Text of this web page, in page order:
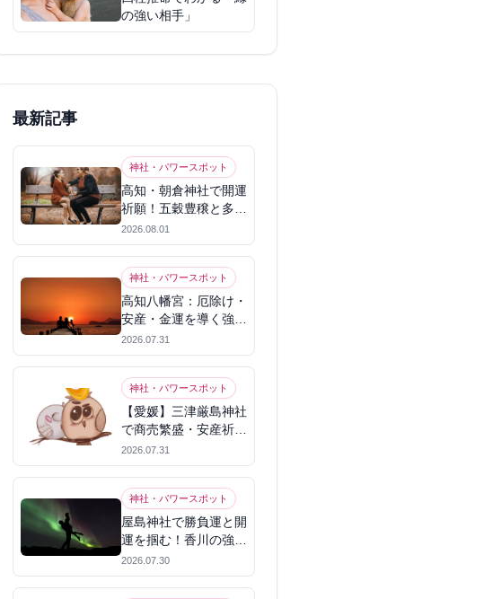
の強い相手」
最新記事
神社・パワースポット
高知・朝倉神社で開運
祈願！五穀豊穣と多幸
を呼ぶパワースポット
2026.08.01
神社・パワースポット
高知八幡宮：厄除け・
安産・金運を導く強力
パワースポット
2026.07.31
神社・パワースポット
【愛媛】三津厳島神社
で商売繁盛・安産祈
願！宗像三女神のパワ
ーを授かる
2026.07.31
神社・パワースポット
屋島神社で勝負運と開
運を掴む！香川の強力
パワースポット
2026.07.30